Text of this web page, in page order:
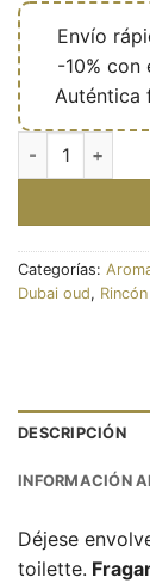
Envío
-10% con
Auténtica
Eau de parfum
Categorías:
Dubai oud,
DESCRIPCIÓN
INFORMACIÓN
Déjese
toilette.